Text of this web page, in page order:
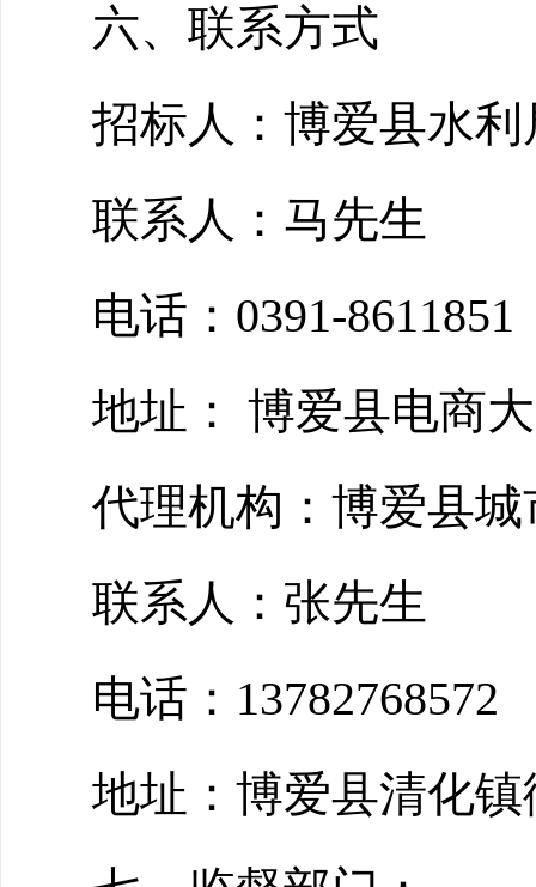
六、联系方式
招标人：博爱县水利
联系人：马先生
电话：0391-8611851
地址： 博爱县电商
代理机构：博爱县
联系人：张先生
电话：13782768572
地址：博爱县清化